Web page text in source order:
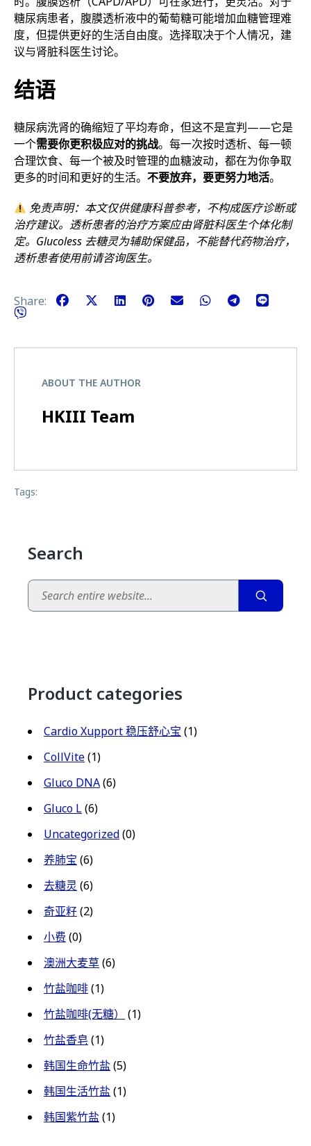
糖尿病患者，腹膜透析液中的葡萄糖可能增加血糖管理难
度，但提供更好的生活自由度。选择取决于个人情况，建
议与肾脏科医生讨论。
结语
糖尿病洗肾的确缩短了平均寿命，但这不是宣判——它是
一个需要你更积极应对的挑战。每一次按时透析、每一顿
合理饮食、每一个被及时管理的血糖波动，都在为你争取
更多的时间和更好的生活。 不要放弃，要更努力地活。
免责声明：本文仅供健康科普参考，不构成医疗诊断或
治疗建议。透析患者的治疗方案应由肾脏科医生个体化制
定。Glucoless 去糖灵为辅助保健品，不能替代药物治疗，
透析患者使用前请咨询医生。
Share:
ABOUT THE AUTHOR
HKIII Team
Tags:
Search
Search
Product categories
Cardio Xupport 稳压舒心宝 (1)
CollVite(1)
Gluco DNA(6)
Gluco L(6)
Uncategorized(0)
养肺宝 (6)
去糖灵(6)
奇亚籽(2)
小费 (0)
澳洲大麦草(6)
竹盐咖啡(1)
竹盐咖啡(无糖）
(1)
竹盐香皂 (1)
韩国生命竹盐(5)
韩国生活竹盐(1)
韩国紫竹盐(1)